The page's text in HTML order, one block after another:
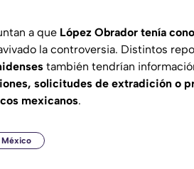
a que López Obrador tenía
la controversia. Distintos
también tendrían
solicitudes de extradición o
mexicanos.
México